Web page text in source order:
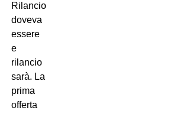
Rilancio
doveva
essere
e
rilancio
sarà. La
prima
offerta